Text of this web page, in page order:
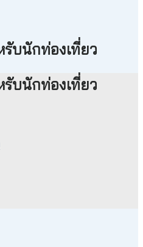
บนักท่องเที่ยว
บนักท่องเที่ยว